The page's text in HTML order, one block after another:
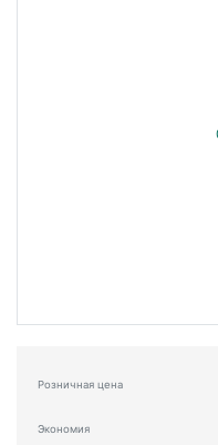
Розничная цена
Экономия